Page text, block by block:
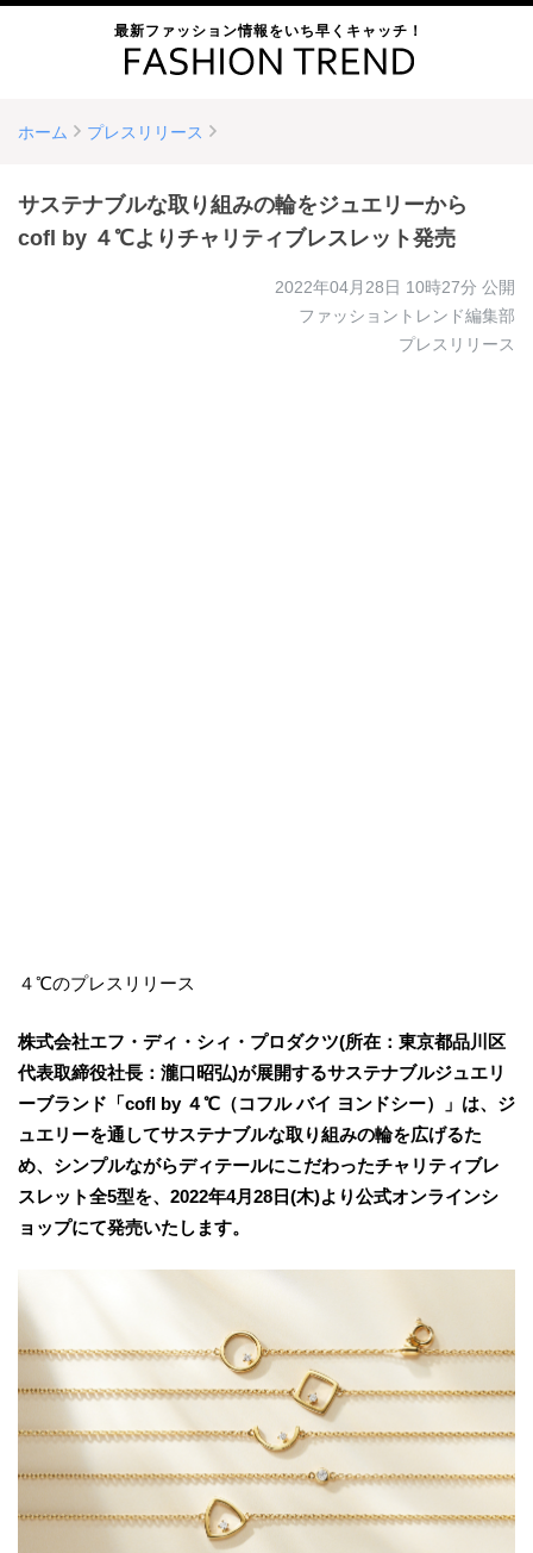
最新ファッション情報をいち早くキャッチ！
ホーム プレスリリース
サステナブルな取り組みの輪をジュエリーから
cofl by ４℃よりチャリティブレスレット発売
2022年04月28日 10時27分 公開
ファッショントレンド編集部
プレスリリース
４℃のプレスリリース
株式会社エフ・ディ・シィ・プロダクツ(所在：東京都品川区
代表取締役社長：瀧口昭弘)が展開するサステナブルジュエリ
ーブランド「cofl by ４℃（コフル バイ ヨンドシー）」は、ジ
ュエリーを通してサステナブルな取り組みの輪を広げるた
め、シンプルながらディテールにこだわったチャリティブレ
スレット全5型を、2022年4月28日(木)より公式オンラインシ
ョップにて発売いたします。